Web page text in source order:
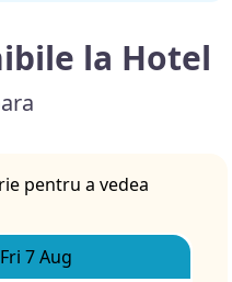
la Hotel
pentru a vedea
Fri 7 Aug